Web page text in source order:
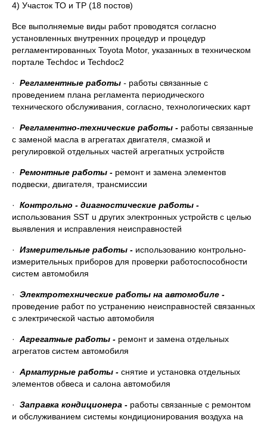
4) Участок ТО и ТР (18 постов)
Все выполняемые виды работ проводятся согласно
установленных внутренних процедур и процедур
регламентированных Toyota Motor, указанных в техническом
портале Techdoc и Techdoc2
· Регламентные работы - работы связанные с
проведением плана регламента периодического
технического обслуживания, согласно, технологических карт
· Регламентно-технические работы - работы связанные
с заменой масла в агрегатах двигателя, смазкой и
регулировкой отдельных частей агрегатных устройств
· Ремонтные работы - ремонт и замена элементов
подвески, двигателя, трансмиссии
· Контрольно - диагностические работы -
использования SST u других электронных устройств с целью
выявления и исправления неисправностей
· Измерительные работы - использованию контрольно-
измерительных приборов для проверки работоспособности
систем автомобиля
· Электротехнические работы на автомобиле -
проведение работ по устранению неисправностей связанных
с электрической частью автомобиля
· Агрегатные работы - ремонт и замена отдельных
агрегатов систем автомобиля
· Арматурные работы - снятие и установка отдельных
элементов обвеса и салона автомобиля
· Заправка кондиционера - работы связанные с ремонтом
и обслуживанием системы кондиционирования воздуха на